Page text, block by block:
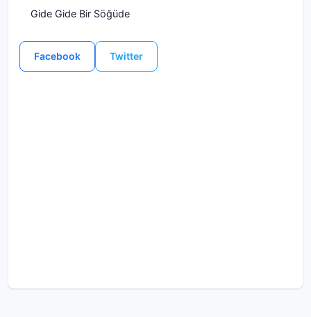
Gide Gide Bir Söğüde
Facebook Twitter